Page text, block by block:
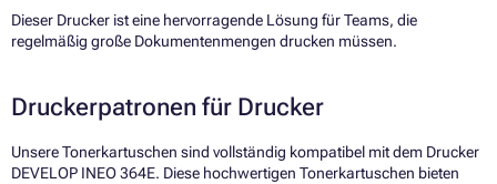
Dieser Drucker ist eine hervorragende Lösung für Teams, die
regelmäßig große Dokumentenmengen drucken müssen.
Druckerpatronen für Drucker
Unsere Tonerkartuschen sind vollständig kompatibel mit dem Drucker
DEVELOP INEO 364E. Diese hochwertigen Tonerkartuschen bieten